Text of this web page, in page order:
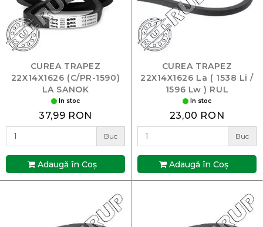
CUREA TRAPEZ
22X14X1626 (C/PR-1590)
LA SANOK
In stoc
37,99 RON
Buc
Adaugă în Coş
CUREA TRAPEZ
22X14X1626 La ( 1538 Li /
1596 Lw ) RUL
In stoc
23,00 RON
Buc
Adaugă în Coş